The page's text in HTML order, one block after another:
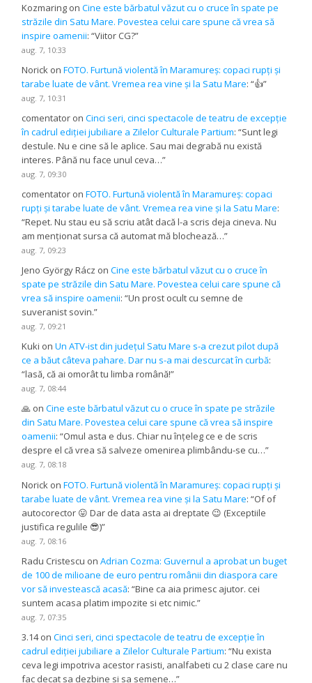
Kozmaring onCine este bărbatul văzut cu o cruce în spate pe
străzile din Satu Mare. Povestea celui care spune că vrea să
inspire oamenii: “Viitor CG?”
aug. 7, 10:33
Norick onFOTO. Furtună violentă în Maramureș: copaci rupți și
tarabe luate de vânt. Vremea rea vine și la Satu Mare: “👍”
aug. 7, 10:31
comentator onCinci seri, cinci spectacole de teatru de excepție
în cadrul ediției jubiliare a Zilelor Culturale Partium: “Sunt legi
destule. Nu e cine să le aplice. Sau mai degrabă nu există
interes. Până nu face unul ceva…”
aug. 7, 09:30
comentator onFOTO. Furtună violentă în Maramureș: copaci
rupți și tarabe luate de vânt. Vremea rea vine și la Satu Mare:
“Repet. Nu stau eu să scriu atât dacă l-a scris deja cineva. Nu
am menționat sursa că automat mă blochează…”
aug. 7, 09:23
Jeno György Rácz onCine este bărbatul văzut cu o cruce în
spate pe străzile din Satu Mare. Povestea celui care spune că
vrea să inspire oamenii: “Un prost ocult cu semne de
suveranist sovin.”
aug. 7, 09:21
Kuki onUn ATV-ist din județul Satu Mare s-a crezut pilot după
ce a băut câteva pahare. Dar nu s-a mai descurcat în curbă:
“lasă, că ai omorât tu limba română!”
aug. 7, 08:44
🙏 onCine este bărbatul văzut cu o cruce în spate pe străzile
din Satu Mare. Povestea celui care spune că vrea să inspire
oamenii: “Omul asta e dus. Chiar nu înțeleg ce e de scris
despre el că vrea să salveze omenirea plimbându-se cu…”
aug. 7, 08:18
Norick onFOTO. Furtună violentă în Maramureș: copaci rupți și
tarabe luate de vânt. Vremea rea vine și la Satu Mare: “Of of
autocorector 😛 Dar de data asta ai dreptate 😉 (Exceptiile
justifica regulile 😎)”
aug. 7, 08:16
Radu Cristescu onAdrian Cozma: Guvernul a aprobat un buget
de 100 de milioane de euro pentru românii din diaspora care
vor să investească acasă: “Bine ca aia primesc ajutor. cei
suntem acasa platim impozite si etc nimic.”
aug. 7, 07:35
3.14onCinci seri, cinci spectacole de teatru de excepție în
cadrul ediției jubiliare a Zilelor Culturale Partium: “Nu exista
ceva legi impotriva acestor rasisti, analfabeti cu 2 clase care nu
fac decat sa dezbine si sa semene…”